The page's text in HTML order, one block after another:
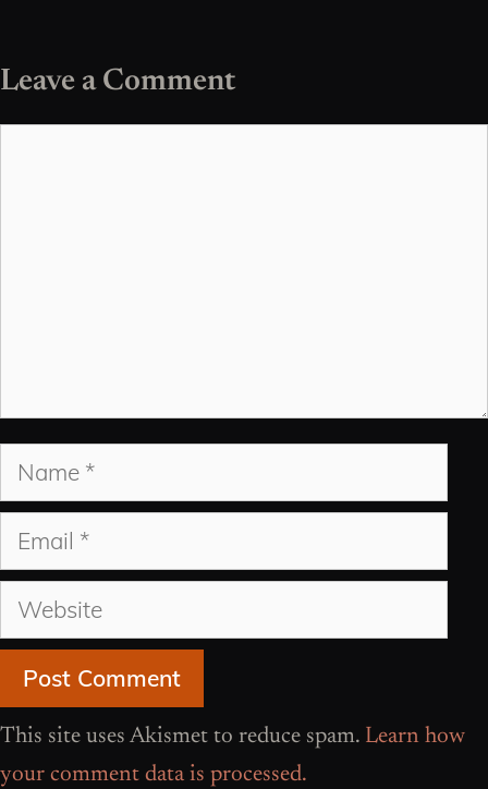
Leave a Comment
Name
Email
Website
This site uses Akismet to reduce spam. Learn how
your comment data is processed.